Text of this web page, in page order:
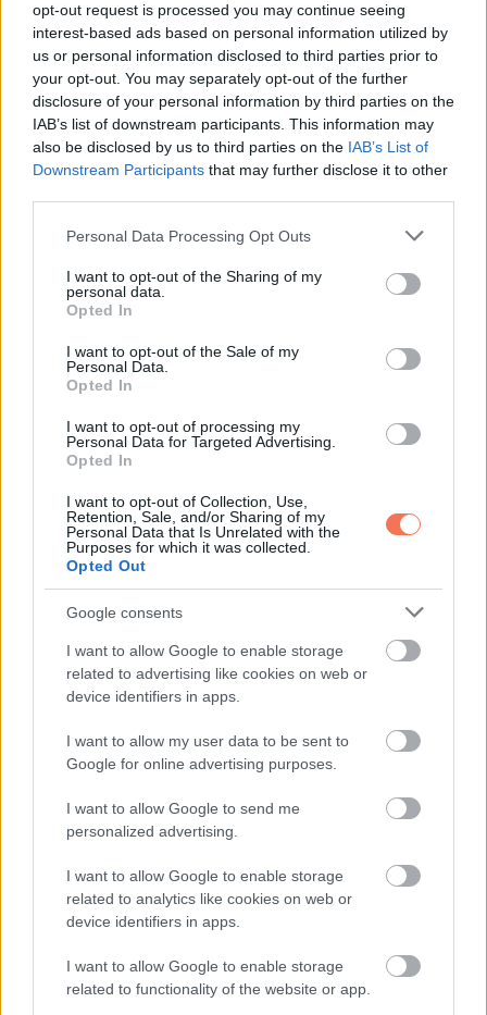
opt-out request is processed you may continue seeing
interest-based ads based on personal information utilized by
us or personal information disclosed to third parties prior to
your opt-out. You may separately opt-out of the further
disclosure of your personal information by third parties on the
IAB’s list of downstream participants. This information may
also be disclosed by us to third parties on the IAB’s List of
Downstream Participants that may further disclose it to other
Please note that this website/app uses one or more Google
not limited to your visit or usage behaviour. You may click to
grant or deny consent to Google and its third-party tags to
use your data for below specified purposes in below Google
consent section.
Personal Data Processing Opt Outs
I want to opt-out of the Sharing of my
personal data.
Opted In
I want to opt-out of the Sale of my
Personal Data.
Opted In
I want to opt-out of processing my
Personal Data for Targeted Advertising.
Opted In
I want to opt-out of Collection, Use,
Retention, Sale, and/or Sharing of my
Personal Data that Is Unrelated with the
Purposes for which it was collected.
Opted Out
Google consents
I want to allow Google to enable storage
related to advertising like cookies on web or
device identifiers in apps.
I want to allow my user data to be sent to
Google for online advertising purposes.
I want to allow Google to send me
personalized advertising.
I want to allow Google to enable storage
related to analytics like cookies on web or
device identifiers in apps.
I want to allow Google to enable storage
related to functionality of the website or app.
Mivel most erős pozitív energiát sugároz, ezért ez a nap
ideális a randizásra. Éljen aktívabb társadalmi életet, így új
barátokra tehet szert és akár még a lelki társával is
összehozhatja a sors.
Szeretne pihenni a kicsit, de a vakáció most nem a legjobb
ötlet, és nem is lehet egyelőre szó róla, mivel a munkájára
kell összpontosítania.
Remek ütemben halad. Ha úgy gondolja, akkor ez egy remek
időpont egy hosszútávú „projekt” elkezdéséhez.Hét év
szerencse vár, ha kedvelés és a „sok szerencsét” beírása
után gördítesz lejjebb!
Holnapi horoszkóp –
Skorpió
Ne gondolja, hogy a boldogságot minden erőfeszítés nélkül,
könnyedén el lehet érni. Természetesen mindenkinek
megvannak a saját álmai és elképzelései, de kár lenne, ha
csak azért nem érné el a céljai, mert nem tette meg a
szükséges lépéseket.
Jó lenne, ha valahogyan el tudná terelni a gondolatait, amire
Találkozzon a barátaival és biztos, hogy nem fogja
Töltsön el kis időt az otthonában is, mert mostanság
folyamatosan úton volt.
Idősebb korára a bőre meghálálja, amiért elég figyelmet
kedvelés és a „sok szerencsét” beírása után gördítesz